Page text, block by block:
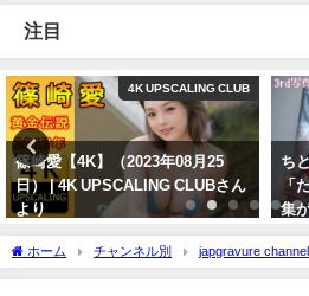
注目
Hカップ
ちとせよしの - 【解禁】写真集
「ただいま」過去最大露出な写真
集ができました（2024年07月26
日） | よしのんチャンネルさんよ
り
久
14
ホーム チャンネル別 japgravure channel
（2020年04月21日） | japgravure channelさんより